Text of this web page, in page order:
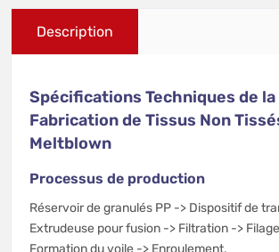
Description
Spécifications Techniques de la
Fabrication de Tissus Non
Meltblown
Processus de production
Réservoir de granulés PP -> Dispositif de
Extrudeuse pour fusion -> Filtration ->
Formation du voile -> Enroulement.